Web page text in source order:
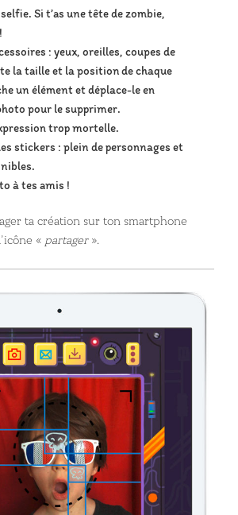
Si t’as une tête de zombie,
: yeux, oreilles, coupes de
la taille et la position de chaque
un élément et déplace-le en
pour le supprimer.
trop mortelle.
stickers : plein de personnages et
à tes amis !
ta création sur ton smartphone
« partager».